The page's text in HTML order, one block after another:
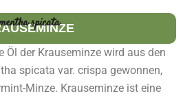
spicata
Öl der Krauseminze wird aus den
spicata var. crispa gewonnen,
Minze. Krauseminze ist eine